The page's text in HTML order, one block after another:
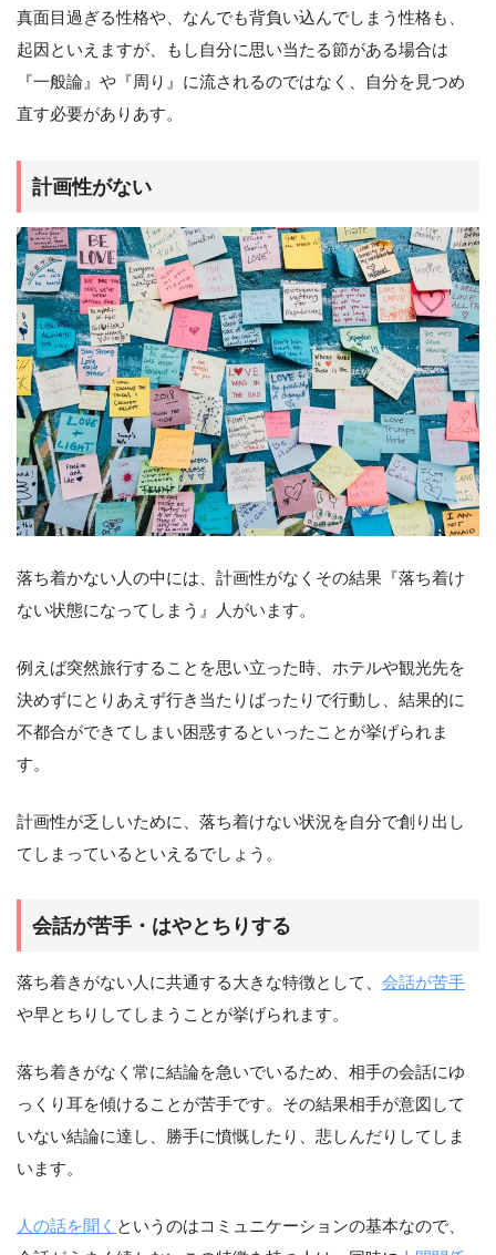
真面目過ぎる性格や、なんでも背負い込んでしまう性格も、
起因といえますが、もし自分に思い当たる節がある場合は
『一般論』や『周り』に流されるのではなく、自分を見つめ
直す必要がありあす。
計画性がない
落ち着かない人の中には、計画性がなくその結果『落ち着け
ない状態になってしまう』人がいます。
例えば突然旅行することを思い立った時、ホテルや観光先を
決めずにとりあえず行き当たりばったりで行動し、結果的に
不都合ができてしまい困惑するといったことが挙げられま
す。
計画性が乏しいために、落ち着けない状況を自分で創り出し
てしまっているといえるでしょう。
会話が苦手・はやとちりする
落ち着きがない人に共通する大きな特徴として、 会話が苦手
や早とちりしてしまうことが挙げられます。
落ち着きがなく常に結論を急いでいるため、相手の会話にゆ
っくり耳を傾けることが苦手です。その結果相手が意図して
いない結論に達し、勝手に憤慨したり、悲しんだりしてしま
います。
人の話を聞く というのはコミュニケーションの基本なので、